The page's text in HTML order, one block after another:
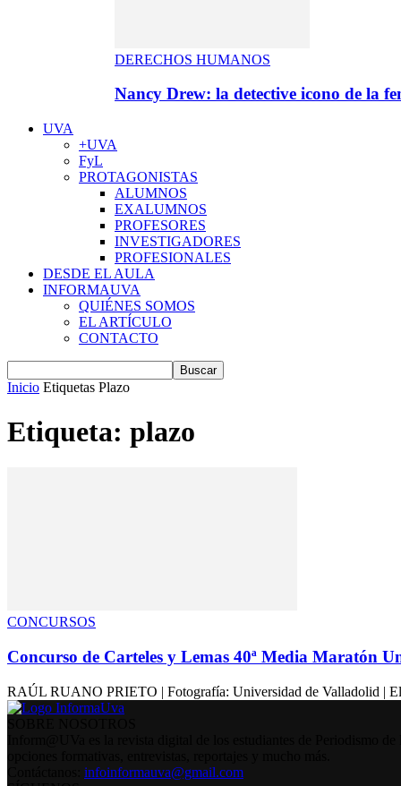
DERECHOS HUMANOS
Nancy Drew: la detective icono de la
UVA
+UVA
FyL
PROTAGONISTAS
ALUMNOS
EXALUMNOS
PROFESORES
INVESTIGADORES
PROFESIONALES
DESDE EL AULA
INFORMAUVA
QUIÉNES SOMOS
EL ARTÍCULO
CONTACTO
Inicio Etiquetas Plazo
Etiqueta: plazo
CONCURSOS
Concurso de Carteles y Lemas 40ª Media Maratón
RAÚL RUANO PRIETO | Fotografía: Universidad de Valladolid |
infoinformauva@gmail.com